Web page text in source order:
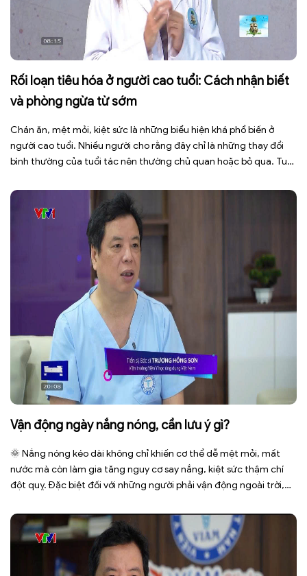
Rối loạn tiêu hóa ở người cao tuổi: Cách nhận biết
và phòng ngừa từ sớm
Chán ăn, mệt mỏi, kiệt sức là những biểu hiện khá phổ biến ở
người cao tuổi. Nhiều người cho rằng đây chỉ là những thay đổi
bình thường của tuổi tác nên thường chủ quan hoặc bỏ qua. Tuy
báo cho […]
Vận động ngày nắng nóng, cần lưu ý gì?
🌞 Nắng nóng kéo dài không chỉ khiến cơ thể dễ mệt mỏi, mất
nước mà còn làm gia tăng nguy cơ say nắng, kiệt sức thậm chí
đột quỵ. Đặc biệt đối với những người phải vận động ngoài trời,